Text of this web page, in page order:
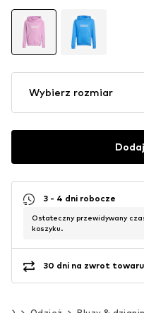
Wybierz rozmiar
3 - 4 dni robocze
Ostateczny przewidywany
koszyku.
30 dni na zwrot towaru